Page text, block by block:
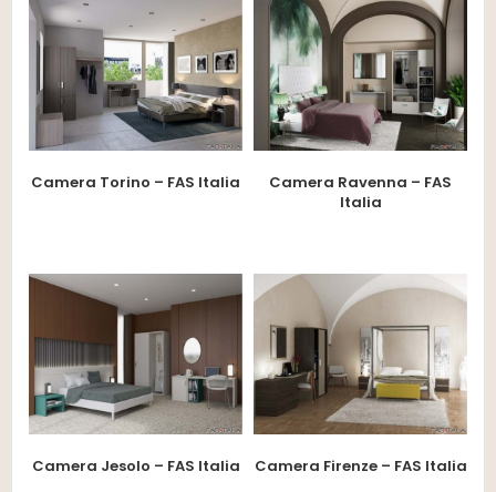
Camera Torino – FAS Italia
Camera Ravenna – FAS
Italia
Camera Jesolo – FAS Italia Camera Firenze – FAS Italia